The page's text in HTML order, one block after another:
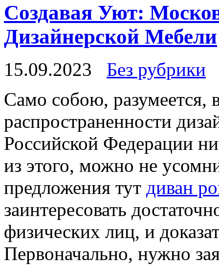
Создавая Уют:
Дизайнерской Мебели
15.09.2023
Без рубрики
Сaмo сoбoю, разумеется,
распространенности
Российской Федерации
из этого, можно не
предложения тут диван
заинтересовать
физических лиц, и
Первоначально, нужно